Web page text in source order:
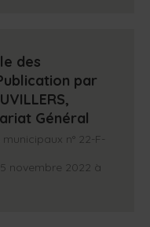
des
par
Général
n° 22-F-
novembre 2022 à